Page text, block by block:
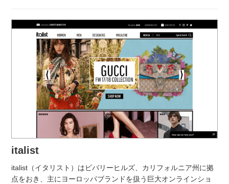
italist
italist（イタリスト）はビバリーヒルズ、カリフォルニア州に拠
点をおき、主にヨーロッパブランドを扱う巨大オンラインショ